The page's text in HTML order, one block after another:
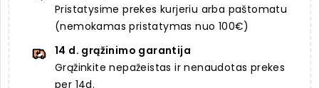
Pristatysime prekes kurjeriu arba paštomatu
(nemokamas pristatymas nuo 100€)
14 d. grąžinimo garantija
Grąžinkite nepažeistas ir nenaudotas prekes
per 14d.